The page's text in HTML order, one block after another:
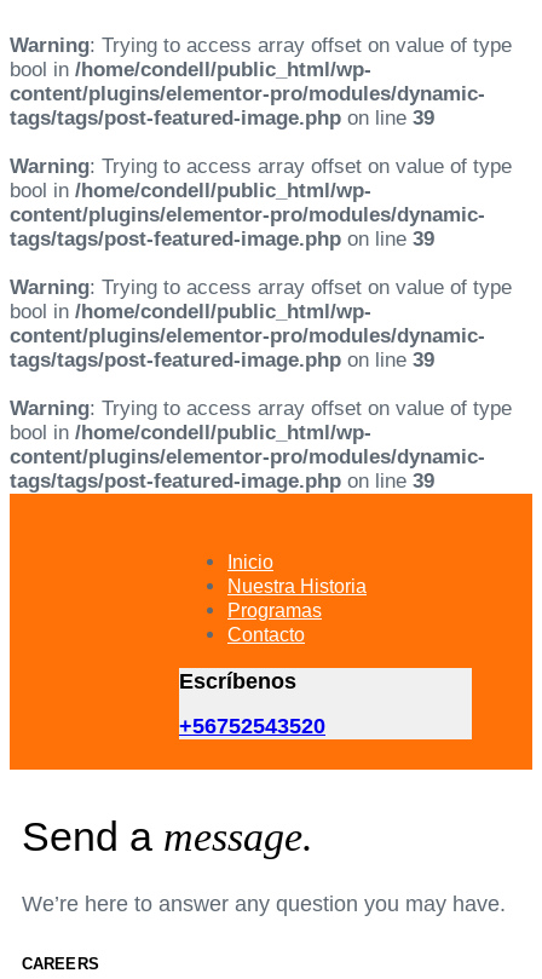
Warning: Trying to access array offset on value of type
bool in /home/condell/public_html/wp-
content/plugins/elementor-pro/modules/dynamic-
tags/tags/post-featured-image.php on line 39
Warning: Trying to access array offset on value of type
bool in /home/condell/public_html/wp-
content/plugins/elementor-pro/modules/dynamic-
tags/tags/post-featured-image.php on line 39
Warning: Trying to access array offset on value of type
bool in /home/condell/public_html/wp-
content/plugins/elementor-pro/modules/dynamic-
tags/tags/post-featured-image.php on line 39
Warning: Trying to access array offset on value of type
bool in /home/condell/public_html/wp-
content/plugins/elementor-pro/modules/dynamic-
tags/tags/post-featured-image.php on line 39
Inicio
Nuestra Historia
Programas
Contacto
Escríbenos
+56752543520
Send a message.
We’re here to answer any question you may have.
CAREERS